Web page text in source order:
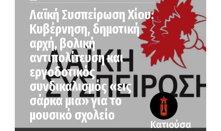
Λαϊκή Συσπείρωση Χίου:
Κυβέρνηση, δημοτική
αρχή, βολική
αντιπολίτευση και
εργοδοτικός
συνδικαλισμός «εις
σάρκα μια» για το
μουσικό σχολείο
Κατιούσα